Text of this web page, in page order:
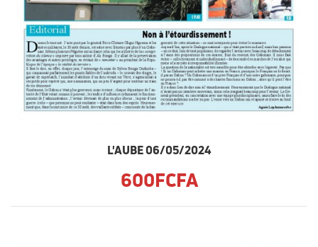
L'AUBE 06/05/2024
600FCFA